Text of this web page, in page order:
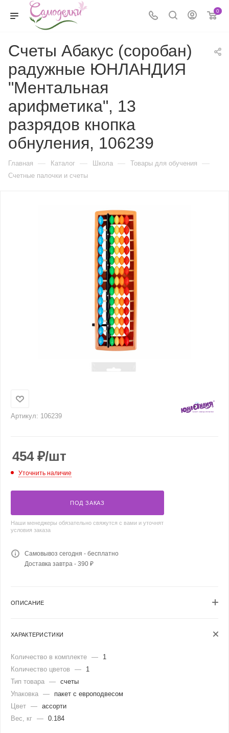
0
Счеты Абакус (соробан)
радужные ЮНЛАНДИЯ
"Ментальная
арифметика", 13
разрядов кнопка
обнуления, 106239
Главная — Каталог — Школа — Товары для обучения —
Счетные палочки и счеты
Артикул: 106239
454₽/шт
Уточнить наличие
ПОД ЗАКАЗ
Наши менеджеры обязательно свяжутся с вами и уточнят
условия заказа
Самовывоз сегодня - бесплатно
Доставка завтра - 390 ₽
ОПИСАНИЕ
ХАРАКТЕРИСТИКИ
Количество в комплекте —
1
Количество цветов
—
1
Тип товара — счеты
Упаковка —
пакет с европодвесом
Цвет — ассорти
Вес, кг — 0.184